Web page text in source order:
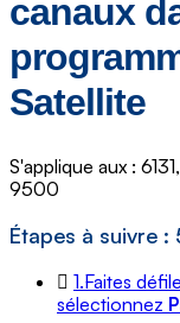
canaux
Satellite
S'applique aux :
9500
Étapes à suivre :
1.Faites
sélectionnez